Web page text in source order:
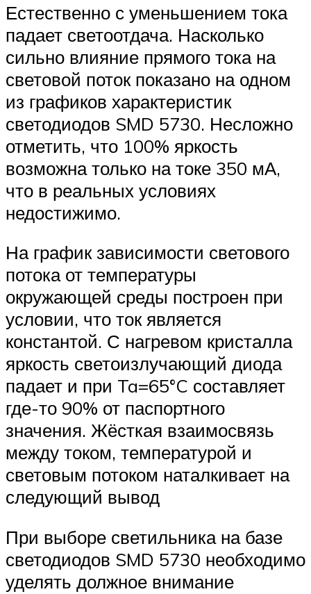
Естественно с уменьшением тока
падает светоотдача. Насколько
сильно влияние прямого тока на
световой поток показано на одном
из графиков характеристик
светодиодов SMD 5730. Несложно
отметить, что 100% яркость
возможна только на токе 350 мА,
что в реальных условиях
недостижимо.
На график зависимости светового
потока от температуры
окружающей среды построен при
условии, что ток является
константой. С нагревом кристалла
яркость светоизлучающий диода
падает и при Ta=65°C составляет
где-то 90% от паспортного
значения. Жёсткая взаимосвязь
между током, температурой и
световым потоком наталкивает на
следующий вывод
При выборе светильника на базе
светодиодов SMD 5730 необходимо
уделять должное внимание